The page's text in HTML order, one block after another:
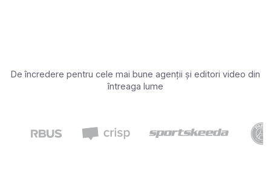
De încredere pentru cele mai bune agenții și editori video din
întreaga lume